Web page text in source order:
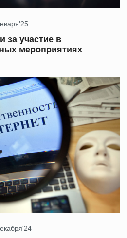
за участие в
мероприятиях